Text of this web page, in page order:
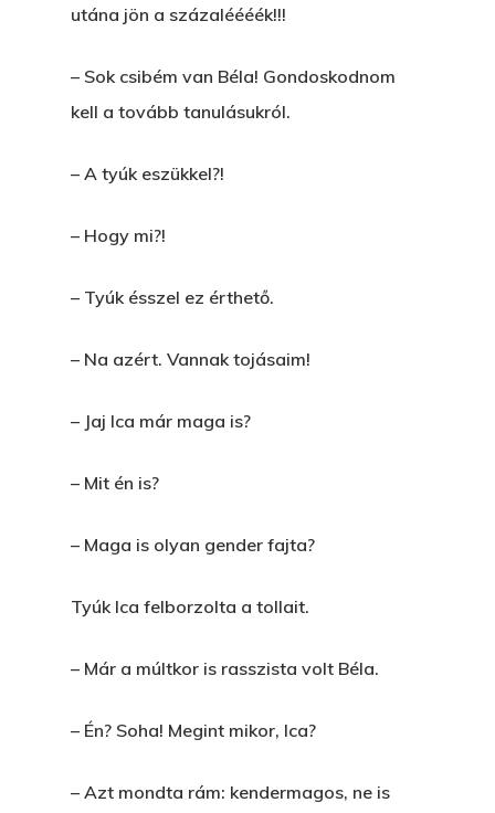
utána jön a százaléééék!!!
– Sok csibém van Béla! Gondoskodnom
kell a tovább tanulásukról.
– A tyúk eszükkel?!
– Hogy mi?!
– Tyúk ésszel ez érthető.
– Na azért. Vannak tojásaim!
– Jaj Ica már maga is?
– Mit én is?
– Maga is olyan gender fajta?
Tyúk Ica felborzolta a tollait.
– Már a múltkor is rasszista volt Béla.
– Én? Soha! Megint mikor, Ica?
– Azt mondta rám: kendermagos, ne is